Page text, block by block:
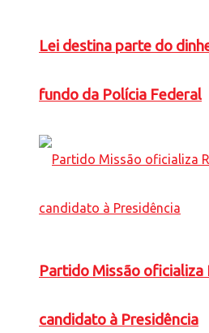
Lei destina parte do
fundo da Polícia Federal
Partido Missão oficializa
candidato à Presidência